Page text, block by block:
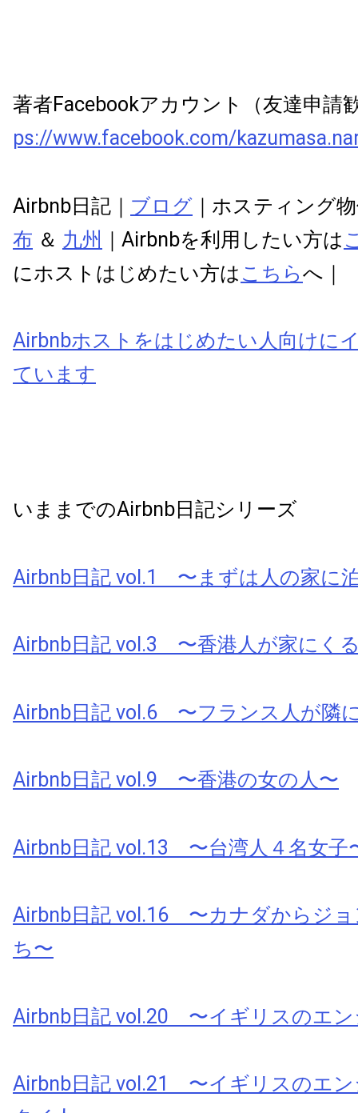
著者Facebookアカウント（友達申請
ps://www.facebook.com/
Airbnb日記｜ ブログ ｜ホスティン
布 ＆ 九州 ｜Airbnbを利用したい方は
にホストはじめたい方は こちらへ｜
Airbnbホストをはじめたい人向けに
ています
いままでのAirbnb日記シリーズ
Airbnb日記 vol.1 〜まずは人の家に
Airbnb日記 vol.3 〜香港人が家にく
Airbnb日記 vol.6 〜フランス人が隣
Airbnb日記 vol.9 〜香港の女の人〜
Airbnb日記 vol.13 〜台湾人４名女子
Airbnb日記 vol.16 〜カナダからジ
ち〜
Airbnb日記 vol.20 〜イギリスのエ
Airbnb日記 vol.21 〜イギリスのエ